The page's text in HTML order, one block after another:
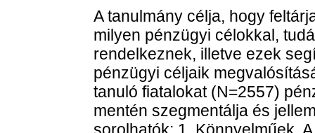
A tanulmány célja, hogy
milyen pénzügyi célokkal,
rendelkeznek, illetve ezek
pénzügyi céljaik
tanuló fiatalokat (N=2557)
mentén szegmentálja és